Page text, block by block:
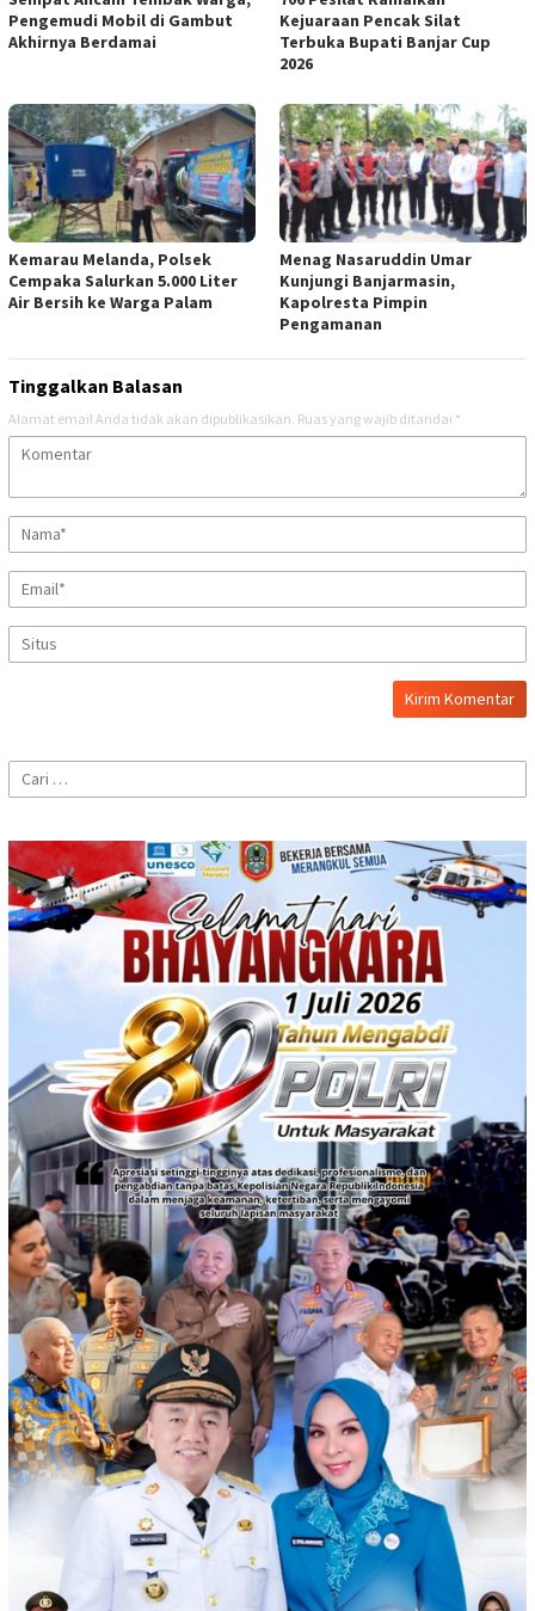
Pengemudi Mobil di Gambut
Akhirnya Berdamai
Kejuaraan Pencak Silat
Terbuka Bupati Banjar Cup
2026
Kemarau Melanda, Polsek
Cempaka Salurkan 5.000 Liter
Air Bersih ke Warga Palam
Menag Nasaruddin Umar
Kunjungi Banjarmasin,
Kapolresta Pimpin
Pengamanan
Tinggalkan Balasan
Alamat email Anda tidak akan dipublikasikan. Ruas yang wajib ditandai *
Cari
untuk: